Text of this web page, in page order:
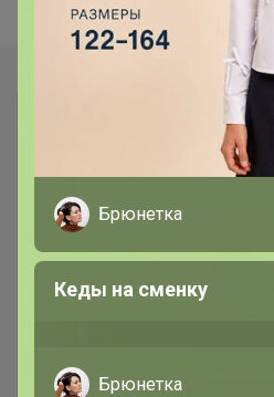
Показаны записи
Брюнетка
Кеды на сменку
Брюнетка